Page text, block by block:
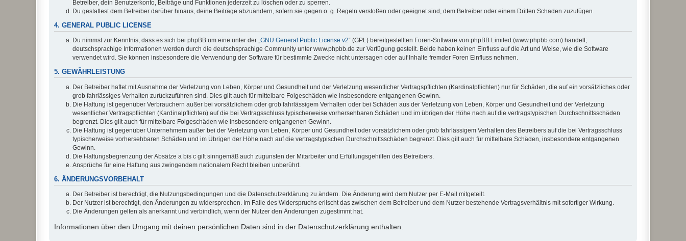
Betreiber, dein Benutzerkonto, Beiträge und Funktionen jederzeit zu löschen oder zu sperren.
Du gestattest dem Betreiber darüber hinaus, deine Beiträge abzuändern, sofern sie gegen o. g. Regeln verstoßen oder geeignet sind, dem Betreiber oder einem Dritten Schaden zuzufügen.
4. GENERAL PUBLIC LICENSE
Du nimmst zur Kenntnis, dass es sich bei phpBB um eine unter der „GNU General Public License v2“ (GPL) bereitgestellten Foren-Software von phpBB Limited (www.phpbb.com) handelt;
deutschsprachige Informationen werden durch die deutschsprachige Community unter www.phpbb.de zur Verfügung gestellt. Beide haben keinen Einfluss auf die Art und Weise, wie die Software
verwendet wird. Sie können insbesondere die Verwendung der Software für bestimmte Zwecke nicht untersagen oder auf Inhalte fremder Foren Einfluss nehmen.
5. GEWÄHRLEISTUNG
Der Betreiber haftet mit Ausnahme der Verletzung von Leben, Körper und Gesundheit und der Verletzung wesentlicher Vertragspflichten (Kardinalpflichten) nur für Schäden, die auf ein vorsätzliches oder
grob fahrlässiges Verhalten zurückzuführen sind. Dies gilt auch für mittelbare Folgeschäden wie insbesondere entgangenen Gewinn.
Die Haftung ist gegenüber Verbrauchern außer bei vorsätzlichem oder grob fahrlässigem Verhalten oder bei Schäden aus der Verletzung von Leben, Körper und Gesundheit und der Verletzung
wesentlicher Vertragspflichten (Kardinalpflichten) auf die bei Vertragsschluss typischerweise vorhersehbaren Schäden und im übrigen der Höhe nach auf die vertragstypischen Durchschnittsschäden
begrenzt. Dies gilt auch für mittelbare Folgeschäden wie insbesondere entgangenen Gewinn.
Die Haftung ist gegenüber Unternehmern außer bei der Verletzung von Leben, Körper und Gesundheit oder vorsätzlichem oder grob fahrlässigem Verhalten des Betreibers auf die bei Vertragsschluss
typischerweise vorhersehbaren Schäden und im Übrigen der Höhe nach auf die vertragstypischen Durchschnittsschäden begrenzt. Dies gilt auch für mittelbare Schäden, insbesondere entgangenen
Gewinn.
Die Haftungsbegrenzung der Absätze a bis c gilt sinngemäß auch zugunsten der Mitarbeiter und Erfüllungsgehilfen des Betreibers.
Ansprüche für eine Haftung aus zwingendem nationalem Recht bleiben unberührt.
6. ÄNDERUNGSVORBEHALT
Der Betreiber ist berechtigt, die Nutzungsbedingungen und die Datenschutzerklärung zu ändern. Die Änderung wird dem Nutzer per E-Mail mitgeteilt.
Der Nutzer ist berechtigt, den Änderungen zu widersprechen. Im Falle des Widerspruchs erlischt das zwischen dem Betreiber und dem Nutzer bestehende Vertragsverhältnis mit sofortiger Wirkung.
Die Änderungen gelten als anerkannt und verbindlich, wenn der Nutzer den Änderungen zugestimmt hat.
Informationen über den Umgang mit deinen persönlichen Daten sind in der Datenschutzerklärung enthalten.